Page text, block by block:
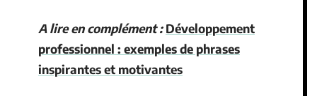
A lire en complément : Développement
professionnel : exemples de phrases
inspirantes et motivantes